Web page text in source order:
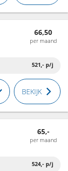
66,50
per maand
521,- p/j
BEKIJK
65,-
per maand
524,- p/j